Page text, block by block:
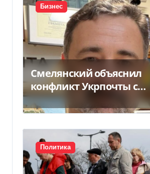
Бизнес
Смелянский объяснил
конфликт Укрпочты с
НБУ из-за платежек
Политика